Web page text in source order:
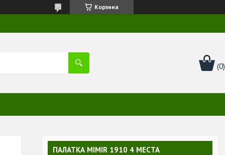
Корзина
ПАЛАТКА MIMIR 1910 4 МЕСТА